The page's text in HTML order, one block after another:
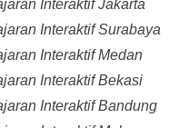
Interaktif Jakarta
Interaktif Surabaya
Interaktif Medan
Interaktif Bekasi
Interaktif Bandung